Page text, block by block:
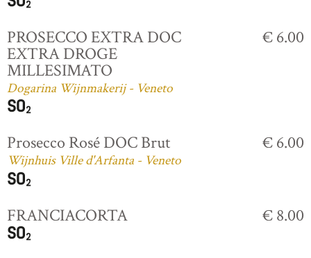
PROSECCO EXTRA DOC
EXTRA DROGE
MILLESIMATO
Dogarina Wijnmakerij - Veneto
€ 6.00
Prosecco Rosé DOC Brut
Wijnhuis Ville d'Arfanta - Veneto
€ 6.00
FRANCIACORTA € 8.00